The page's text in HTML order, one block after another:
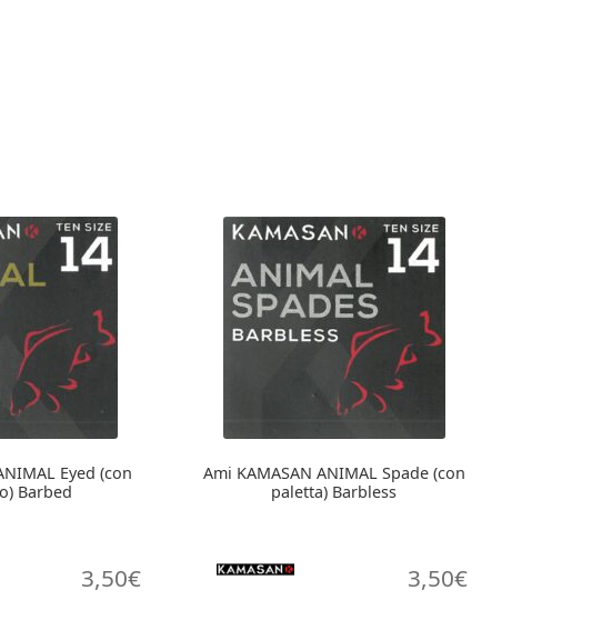
Eyed (con
Barbed
3,50€
Ami KAMASAN ANIMAL Spade (con
paletta) Barbless
3,50€